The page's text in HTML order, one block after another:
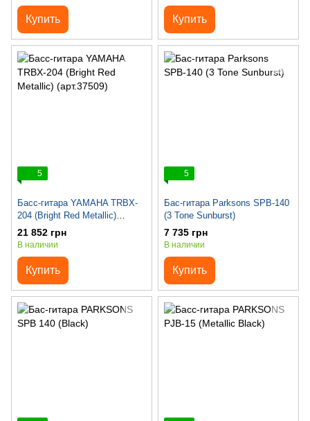
Купить Купить
5
Басс-гитара YAMAHA TRBX-
204 (Bright Red Metallic)
(арт.37509)
21 852 грн
В наличии
Купить
5
Бас-гитара Parksons SPB-140
(3 Tone Sunburst)
7 735 грн
В наличии
Купить